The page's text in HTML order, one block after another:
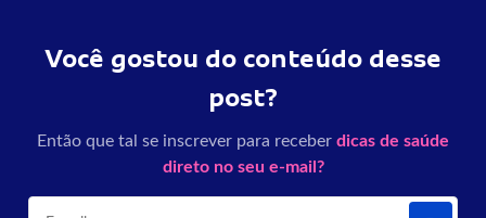
Você gostou do conteúdo desse
post?
Então que tal se inscrever para receber dicas de saúde
direto no seu e-mail?